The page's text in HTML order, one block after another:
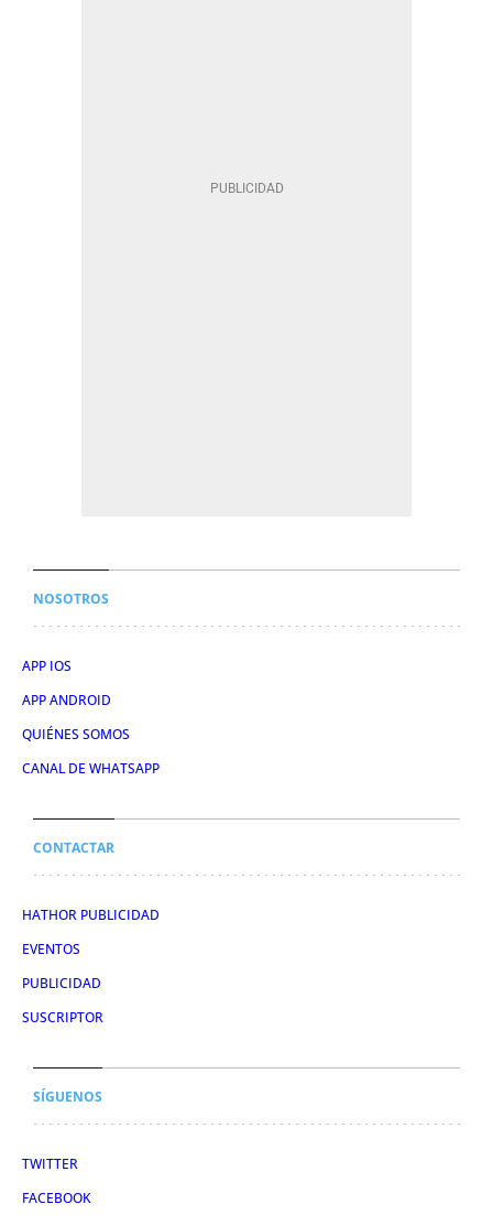
NOSOTROS
APP IOS
APP ANDROID
QUIÉNES SOMOS
CANAL DE WHATSAPP
CONTACTAR
HATHOR PUBLICIDAD
EVENTOS
PUBLICIDAD
SUSCRIPTOR
SÍGUENOS
TWITTER
FACEBOOK